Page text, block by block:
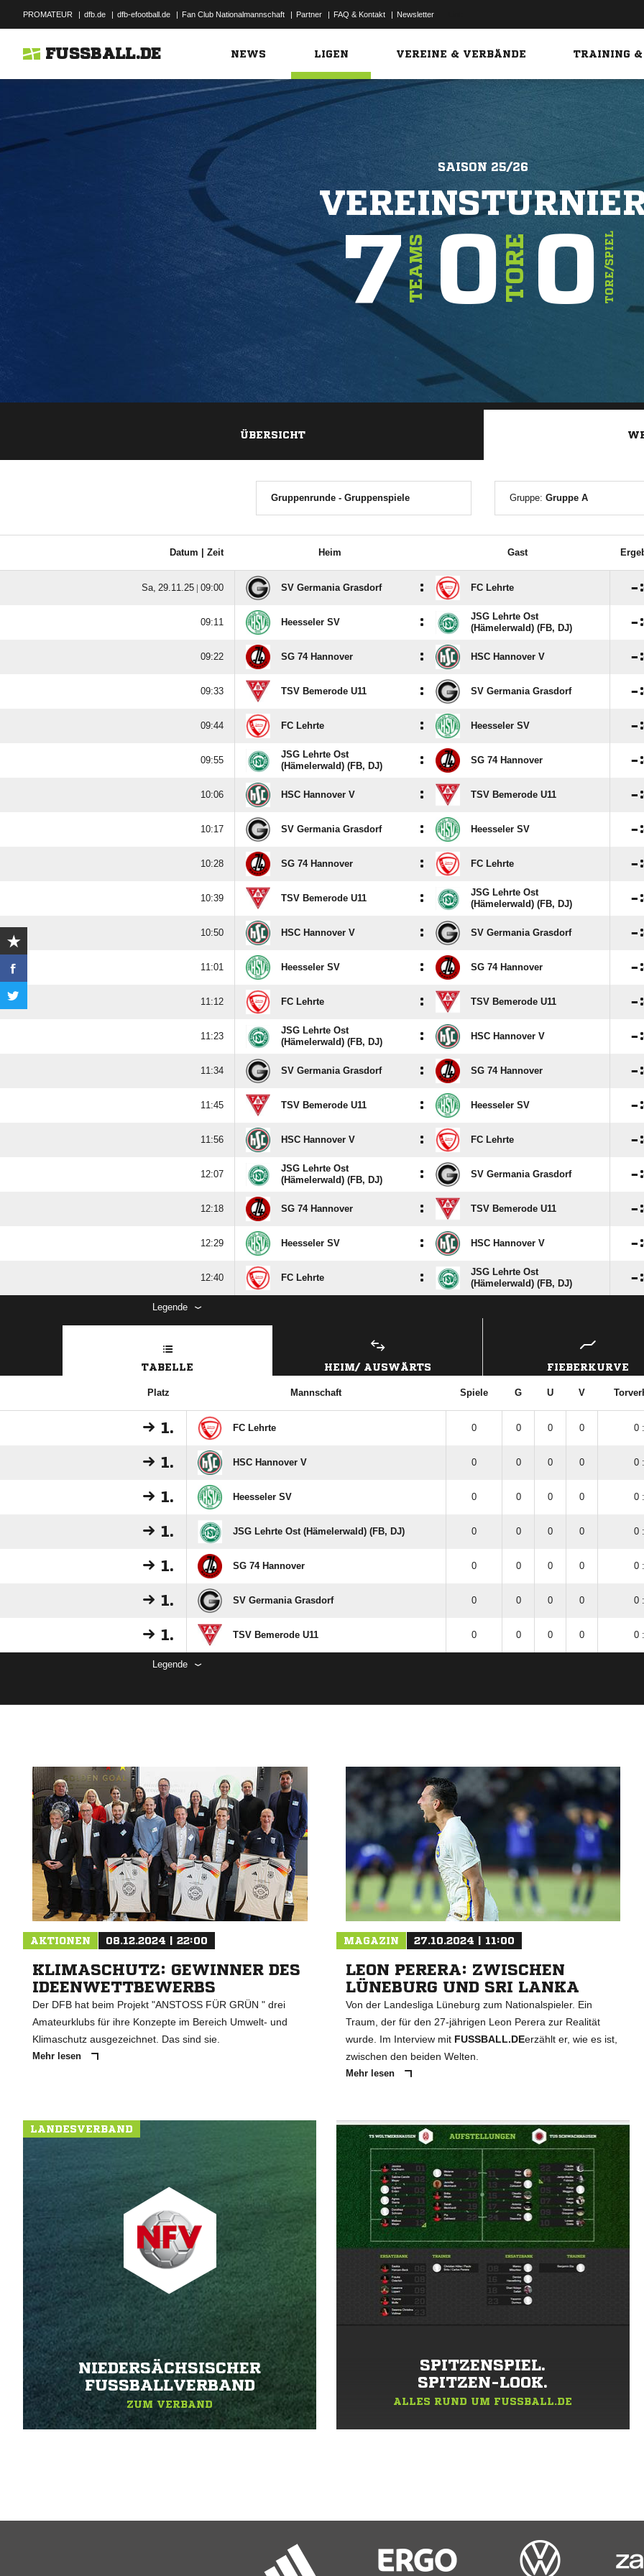
PROMATEUR | dfb.de | dfb-efootball.de | Fan Club Nationalmannschaft | Partner | FAQ & Kontakt | Newsletter
FUSSBALL.DE NEWS LIGEN VEREINE & VERBÄNDE TRAINING &
SAISON 25/26
7TEAMS0TORE0TORE/SPIEL
ANZEIGE
ÜBERSICHT
Gruppenrunde - Gruppenspiele Gruppe:Gruppe A
Datum | Zeit Heim Gast
  |  SV Germania Grasdorf : FC Lehrte :
 Heesseler SV :
JSG Lehrte Ost
(Hämelerwald) (FB, DJ)
:
 SG 74 Hannover : HSC Hannover V :
 TSV Bemerode U11 : SV Germania Grasdorf :
 FC Lehrte : Heesseler SV :

JSG Lehrte Ost
(Hämelerwald) (FB, DJ)
: SG 74 Hannover :
 HSC Hannover V : TSV Bemerode U11 :
 SV Germania Grasdorf : Heesseler SV :
 SG 74 Hannover : FC Lehrte :
 TSV Bemerode U11 :
JSG Lehrte Ost
(Hämelerwald) (FB, DJ)
:
 HSC Hannover V : SV Germania Grasdorf :
 Heesseler SV : SG 74 Hannover :
 FC Lehrte : TSV Bemerode U11 :

JSG Lehrte Ost
(Hämelerwald) (FB, DJ)
: HSC Hannover V :
 SV Germania Grasdorf : SG 74 Hannover :
 TSV Bemerode U11 : Heesseler SV :
 HSC Hannover V : FC Lehrte :

JSG Lehrte Ost
(Hämelerwald) (FB, DJ)
: SV Germania Grasdorf :
 SG 74 Hannover : TSV Bemerode U11 :
 Heesseler SV : HSC Hannover V :
 FC Lehrte :
JSG Lehrte Ost
(Hämelerwald) (FB, DJ)
:
Legende
TABELLE HEIM/ AUSWÄRTS FIEBERKURVE
Platz Mannschaft Spiele G U V
1. FC Lehrte 0 0 0 0 0
1. HSC Hannover V 0 0 0 0 0
1. Heesseler SV 0 0 0 0 0
1. JSG Lehrte Ost (Hämelerwald) (FB, DJ) 0 0 0 0 0
1. SG 74 Hannover 0 0 0 0 0
1. SV Germania Grasdorf 0 0 0 0 0
1. TSV Bemerode U11 0 0 0 0 0
Legende
AKTIONEN 08.12.2024 | 22:00
KLIMASCHUTZ: GEWINNER DES
IDEENWETTBEWERBS
Der DFB hat beim Projekt "ANSTOSS FÜR GRÜN " drei
Amateurklubs für ihre Konzepte im Bereich Umwelt- und
Klimaschutz ausgezeichnet. Das sind sie.
Mehr lesen
MAGAZIN 27.10.2024 | 11:00
LEON PERERA: ZWISCHEN
LÜNEBURG UND SRI LANKA
Von der Landesliga Lüneburg zum Nationalspieler. Ein
Traum, der für den 27-jährigen Leon Perera zur Realität
wurde. Im Interview mit FUSSBALL.DEerzählt er, wie es ist,
zwischen den beiden Welten.
Mehr lesen
LANDESVERBAND
NIEDERSÄCHSISCHER
FUSSBALLVERBAND
ZUM VERBAND
SPITZENSPIEL.
SPITZEN-LOOK.
ALLES RUND UM FUSSBALL.DE